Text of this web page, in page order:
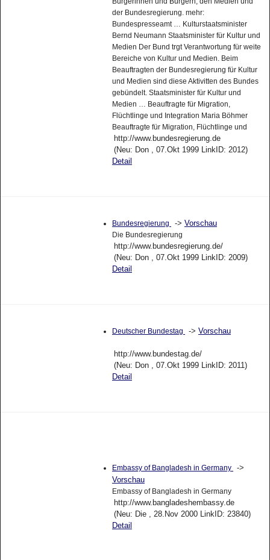
der Bundesregierung. mehr:
Bundespresseamt … Kulturstaatsminister
Bernd Neumann Staatsminister für Kultur und
Medien Der Bund trgt Verantwortung für weite
Bereiche von Kultur und Medien. Beim
Beauftragten der Bundesregierung für Kultur
und Medien sind diese Aktivitten des Bundes
gebündelt. Staatsminister für Kultur und
Medien … Beauftragte für Migration,
Flüchtlinge und Integration Maria Böhmer
Beauftragte für Migration, Flüchtlinge und
http://www.bundesregierung.de
(Neu: Don , 07.Okt 1999 LinkID: 2012)
Detail
Bundesregierung -> Vorschau
Die Bundesregierung
http://www.bundesregierung.de/
(Neu: Don , 07.Okt 1999 LinkID: 2009)
Detail
Deutscher Bundestag -> Vorschau
http://www.bundestag.de/
(Neu: Don , 07.Okt 1999 LinkID: 2011)
Detail
Embassy of Bangladesh in Germany
->
Vorschau
Embassy of Bangladesh in Germany
http://www.bangladeshembassy.de
(Neu: Die , 28.Nov 2000 LinkID: 23840)
Detail